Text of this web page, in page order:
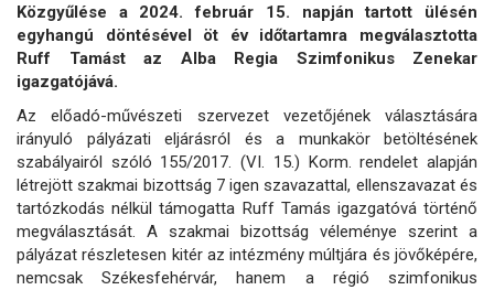
Közgyűlése a 2024. február 15. napján tartott ülésén
egyhangú döntésével öt év időtartamra megválasztotta
Ruff Tamást az Alba Regia Szimfonikus Zenekar
igazgatójává.
Az előadó-művészeti szervezet vezetőjének választására
irányuló pályázati eljárásról és a munkakör betöltésének
szabályairól szóló 155/2017. (VI. 15.) Korm. rendelet alapján
létrejött szakmai bizottság 7 igen szavazattal, ellenszavazat és
tartózkodás nélkül támogatta Ruff Tamás igazgatóvá történő
megválasztását. A szakmai bizottság véleménye szerint a
pályázat részletesen kitér az intézmény múltjára és jövőképére,
nemcsak Székesfehérvár, hanem a régió szimfonikus